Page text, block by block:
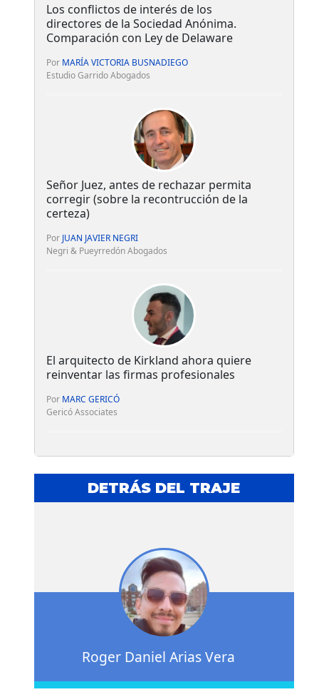
Los conflictos de interés de los
directores de la Sociedad Anónima.
Comparación con Ley de Delaware
Por MARÍA VICTORIA BUSNADIEGO
Estudio Garrido Abogados
Señor Juez, antes de rechazar permita
corregir (sobre la recontrucción de la
certeza)
Por JUAN JAVIER NEGRI
Negri & Pueyrredón Abogados
El arquitecto de Kirkland ahora quiere
reinventar las firmas profesionales
Por MARC GERICÓ
Gericó Associates
DETRÁS DEL TRAJE
Roger Daniel Arias Vera